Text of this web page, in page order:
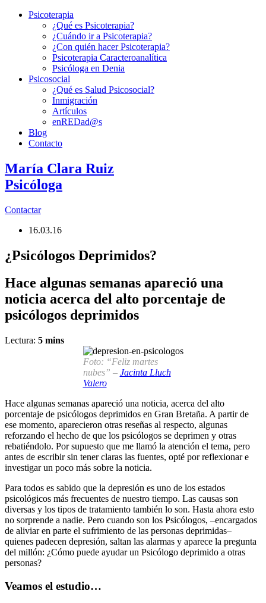
Psicoterapia
¿Qué es Psicoterapia?
¿Cuándo ir a Psicoterapia?
¿Con quién hacer Psicoterapia?
Psicoterapia Caracteroanalítica
Psicóloga en Denia
Psicosocial
¿Qué es Salud Psicosocial?
Inmigración
Artículos
enREDad@s
Blog
Contacto
María Clara Ruiz
Psicóloga
Contactar
16.03.16
¿Psicólogos Deprimidos?
Hace algunas semanas apareció una
noticia acerca del alto porcentaje de
psicólogos deprimidos
Lectura: 5 mins
Foto: “Feliz martes
nubes” – Jacinta Lluch
Valero
Hace algunas semanas apareció una noticia, acerca del alto
porcentaje de psicólogos deprimidos en Gran Bretaña. A partir de
ese momento, aparecieron otras reseñas al respecto, algunas
reforzando el hecho de que los psicólogos se deprimen y otras
rebatiéndolo. Por supuesto que me llamó la atención el tema, pero
antes de escribir sin tener claras las fuentes, opté por reflexionar e
investigar un poco más sobre la noticia.
Para todos es sabido que la depresión es uno de los estados
psicológicos más frecuentes de nuestro tiempo. Las causas son
diversas y los tipos de tratamiento también lo son. Hasta ahora esto
no sorprende a nadie. Pero cuando son los Psicólogos, –encargados
de aliviar en parte el sufrimiento de las personas deprimidas–
quienes padecen depresión, saltan las alarmas y aparece la pregunta
del millón: ¿Cómo puede ayudar un Psicólogo deprimido a otras
personas?
Veamos el estudio…